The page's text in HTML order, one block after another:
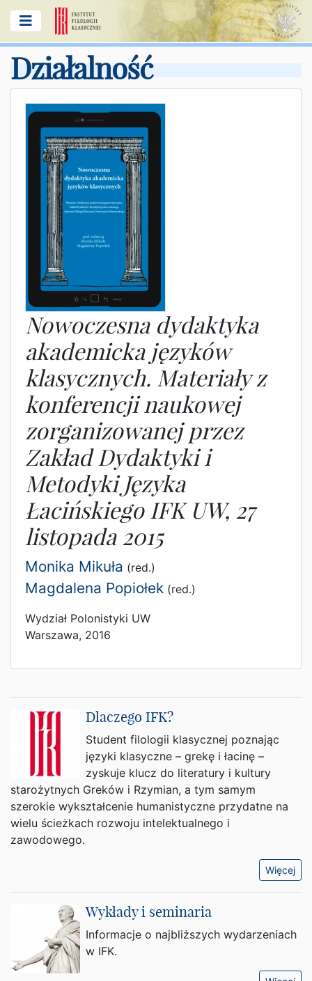
Działalność
Nowoczesna dydaktyka
akademicka języków
klasycznych. Materiały z
konferencji naukowej
zorganizowanej przez
Zakład Dydaktyki i
Metodyki Języka
Łacińskiego IFK UW, 27
listopada 2015
Monika Mikuła (red.)
Magdalena Popiołek (red.)
Wydział Polonistyki UW
Warszawa, 2016
Dlaczego IFK?
Student filologii klasycznej poznając
języki klasyczne – grekę i łacinę –
zyskuje klucz do literatury i kultury
starożytnych Greków i Rzymian, a tym samym
szerokie wykształcenie humanistyczne przydatne na
wielu ścieżkach rozwoju intelektualnego i
zawodowego.
Więcej
Wykłady i seminaria
Informacje o najbliższych wydarzeniach
w IFK.